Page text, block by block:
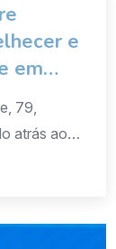
e
em
79,
atrás ao
1968,